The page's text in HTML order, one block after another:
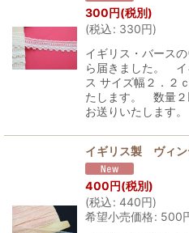
300円(税別)
(税込: 330円)
イギリス・バース
ら届きました。 イ
ス サイズ幅２．２
たします。 数量２
お送りいたします。
イギリス製 ヴィン
400円(税別)
(税込: 440円)
希望小売価格: 500